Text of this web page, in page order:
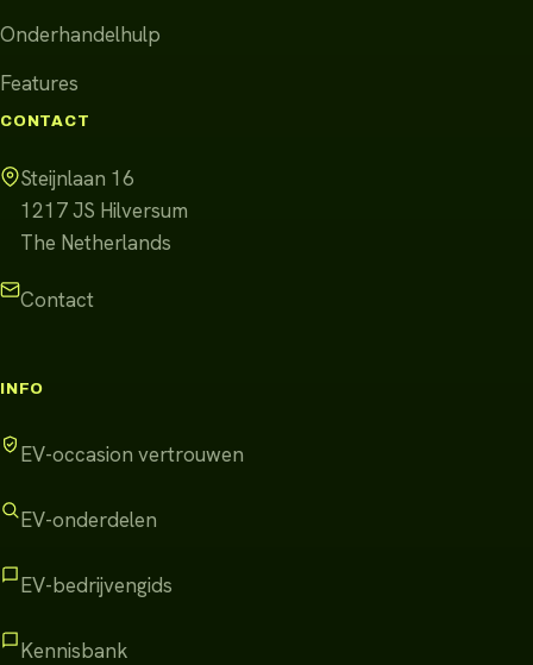
Onderhandelhulp
Features
CONTACT
Steijnlaan 16
1217 JS Hilversum
The Netherlands
Contact
INFO
EV-occasion vertrouwen
EV-onderdelen
EV-bedrijvengids
Kennisbank